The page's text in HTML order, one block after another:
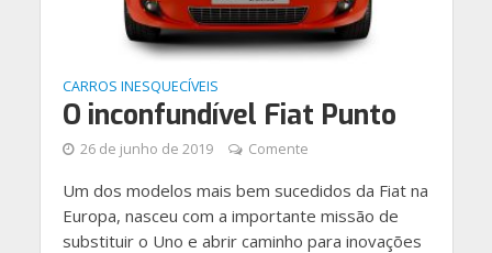
CARROS INESQUECÍVEIS
O inconfundível Fiat Punto
26 de junho de 2019 Comente
Um dos modelos mais bem sucedidos da Fiat na
Europa, nasceu com a importante missão de
substituir o Uno e abrir caminho para inovações